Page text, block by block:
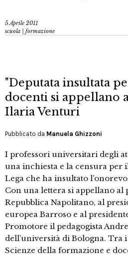
5 Aprile 2011
scuola | formazione
"Deputata insultata
docenti si appellano
Ilaria Venturi
Pubblicato da Manuela Ghizzoni
I professori universitari degli
una inchiesta e la censura per
Lega che ha insultato
Con una lettera si appellano al
Repubblica Napolitano, al
europea Barroso e al
Promotore il pedagogista
dell’università di Bologna.
Scienze della formazione e